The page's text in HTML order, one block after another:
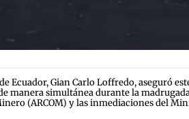
Ecuador, Gian Carlo Loffredo, aseguró
manera simultánea durante la
(ARCOM) y las inmediaciones del